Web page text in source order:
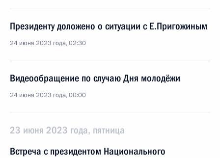
Президенту доложено о ситуации с Е.Пригожиным
24 июня 2023 года, 02:30
Видеообращение по случаю Дня молодёжи
24 июня 2023 года, 00:00
23 июня 2023 года, пятница
Встреча с президентом Национального